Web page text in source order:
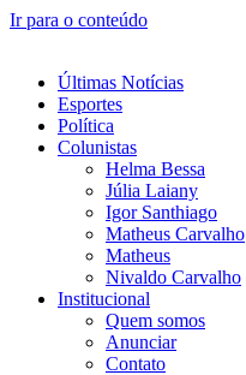
Ir para o conteúdo
Últimas Notícias
Esportes
Política
Colunistas
Helma Bessa
Júlia Laiany
Igor Santhiago
Matheus Carvalho
Matheus
Nivaldo Carvalho
Institucional
Quem somos
Anunciar
Contato